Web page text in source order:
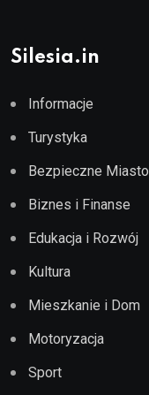
Silesia.in
Informacje
Turystyka
Bezpieczne Miasto
Biznes i Finanse
Edukacja i Rozwój
Kultura
Mieszkanie i Dom
Motoryzacja
Sport